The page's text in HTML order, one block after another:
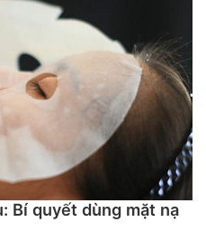
Bí quyết dùng mặt nạ